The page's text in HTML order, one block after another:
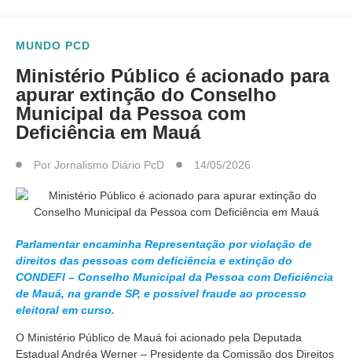
MUNDO PCD
Ministério Público é acionado para
apurar extinção do Conselho
Municipal da Pessoa com
Deficiência em Mauá
Por Jornalismo Diário PcD 14/05/2026
Parlamentar encaminha Representação por violação de
direitos das pessoas com deficiência e extinção do
CONDEFI – Conselho Municipal da Pessoa com Deficiência
de Mauá, na grande SP, e possível fraude ao processo
eleitoral em curso.
O Ministério Público de Mauá foi acionado pela Deputada
Estadual Andréa Werner – Presidente da Comissão dos Direitos